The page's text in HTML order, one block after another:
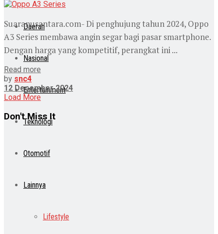
Daerah
Nasional
Entertainment
Teknologi
Otomotif
Lainnya
Lifestyle
Suaranusantara.com- Di penghujung tahun 2024, Oppo
A3 Series membawa angin segar bagi pasar smartphone.
Dengan harga yang kompetitif, perangkat ini ...
Read more
by snc4
12 December 2024
Load More
Don't Miss It